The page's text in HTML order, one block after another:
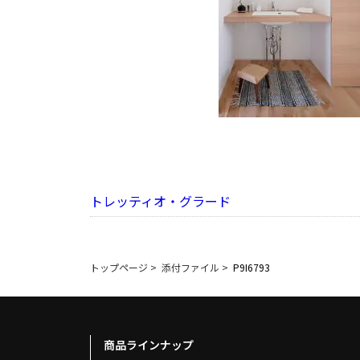
トレッティオ・グラード
トップページ > 添付ファイル > P9I6793
商品ラインナップ